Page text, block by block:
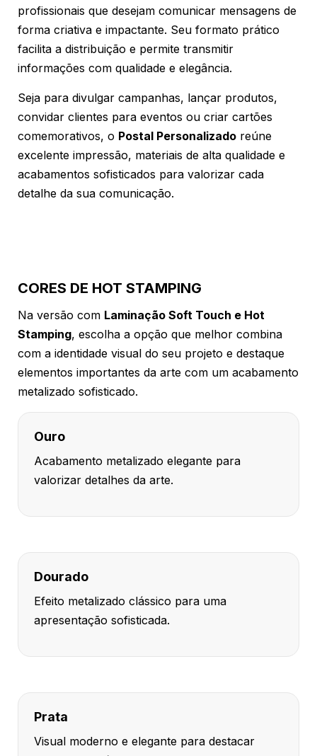
profissionais que desejam comunicar mensagens de
forma criativa e impactante. Seu formato prático
facilita a distribuição e permite transmitir
informações com qualidade e elegância.
Seja para divulgar campanhas, lançar produtos,
convidar clientes para eventos ou criar cartões
comemorativos, o Postal Personalizado reúne
excelente impressão, materiais de alta qualidade e
acabamentos sofisticados para valorizar cada
detalhe da sua comunicação.
CORES DE HOT STAMPING
Na versão com Laminação Soft Touch e Hot
Stamping, escolha a opção que melhor combina
com a identidade visual do seu projeto e destaque
elementos importantes da arte com um acabamento
metalizado sofisticado.
Ouro
Acabamento metalizado elegante para
valorizar detalhes da arte.
Dourado
Efeito metalizado clássico para uma
apresentação sofisticada.
Prata
Visual moderno e elegante para destacar